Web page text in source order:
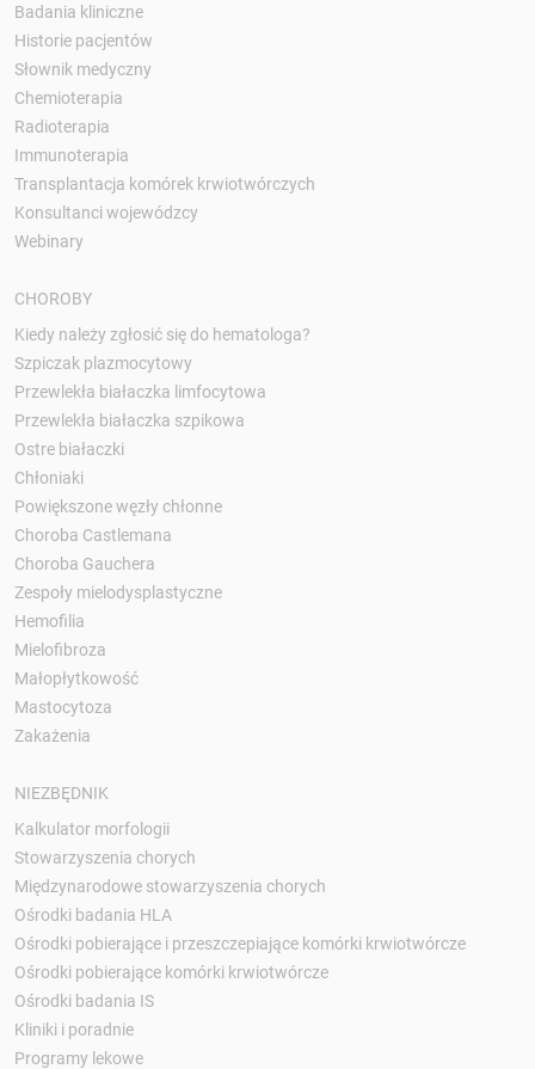
Badania kliniczne
Historie pacjentów
Słownik medyczny
Chemioterapia
Radioterapia
Immunoterapia
Transplantacja komórek krwiotwórczych
Konsultanci wojewódzcy
Webinary
CHOROBY
Kiedy należy zgłosić się do hematologa?
Szpiczak plazmocytowy
Przewlekła białaczka limfocytowa
Przewlekła białaczka szpikowa
Ostre białaczki
Chłoniaki
Powiększone węzły chłonne
Choroba Castlemana
Choroba Gauchera
Zespoły mielodysplastyczne
Hemofilia
Mielofibroza
Małopłytkowość
Mastocytoza
Zakażenia
NIEZBĘDNIK
Kalkulator morfologii
Stowarzyszenia chorych
Międzynarodowe stowarzyszenia chorych
Ośrodki badania HLA
Ośrodki pobierające i przeszczepiające komórki krwiotwórcze
Ośrodki pobierające komórki krwiotwórcze
Ośrodki badania IS
Kliniki i poradnie
Programy lekowe